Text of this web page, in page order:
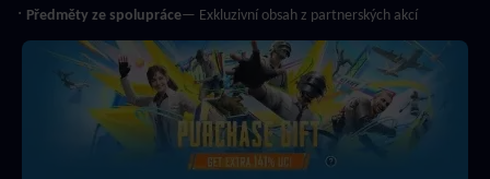
· Předměty ze spolupráce— Exkluzivní obsah z partnerských akcí